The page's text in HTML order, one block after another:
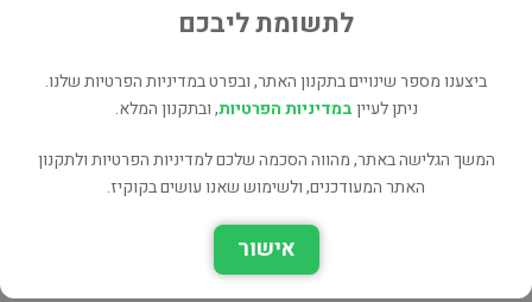
יומנו של חנון-בית ההריסות
ילדים ונוער
לתשומת ליבכם
ביצענו מספר שינויים בתקנון האתר, ובפרט במדיניות הפרטיות שלנו.
ניתן לעייןבמדיניות הפרטיות, ובתקנון המלא.
המשך הגלישה באתר, מהווה הסכמה שלכם למדיניות הפרטיות ולתקנון
האתר המעודכנים, ולשימוש שאנו עושים בקוקיז.
אישור